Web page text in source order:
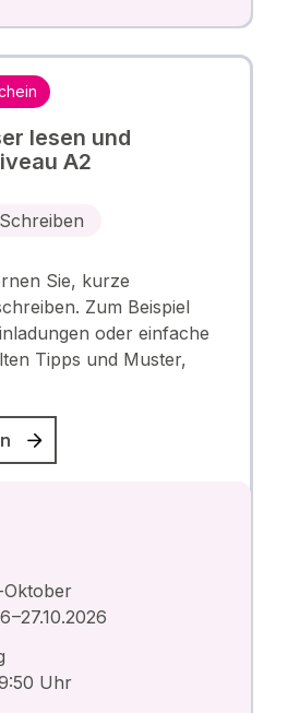
lesen und
A2
Sie, kurze
Zum Beispiel
oder einfache
Tipps und Muster,
Oktober
–27.10.2026
Uhr